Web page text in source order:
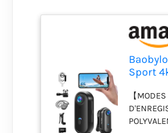
Sport
étanche
【MODES